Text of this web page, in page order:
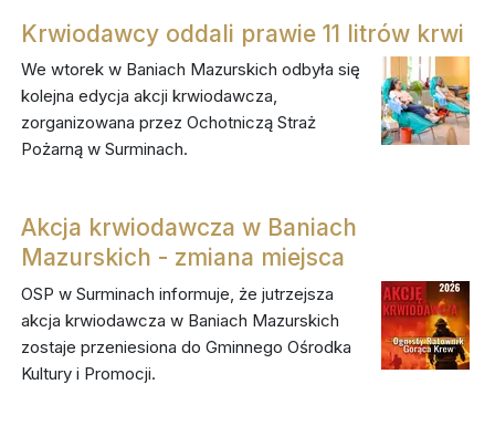
Krwiodawcy oddali prawie 11 litrów krwi
We wtorek w Baniach Mazurskich odbyła się
kolejna edycja akcji krwiodawcza,
zorganizowana przez Ochotniczą Straż
Pożarną w Surminach.
Akcja krwiodawcza w Baniach
Mazurskich - zmiana miejsca
OSP w Surminach informuje, że jutrzejsza
akcja krwiodawcza w Baniach Mazurskich
zostaje przeniesiona do Gminnego Ośrodka
Kultury i Promocji.